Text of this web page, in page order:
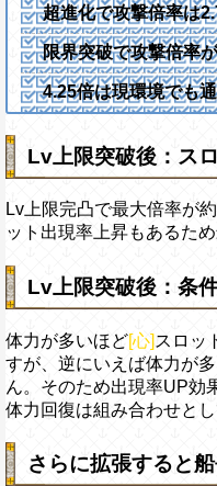
超進化で攻撃倍率は
限界突破で攻撃倍率
4.25倍は現環境でも
Lv上限突破後：ス
Lv上限完凸で最大倍率が
ット出現率上昇もあるた
Lv上限突破後：条
体力が多いほど[心] スロッ
すが、逆にいえば体力が
ん。そのため出現率UP効
体力回復は組み合わせと
さらに拡張すると